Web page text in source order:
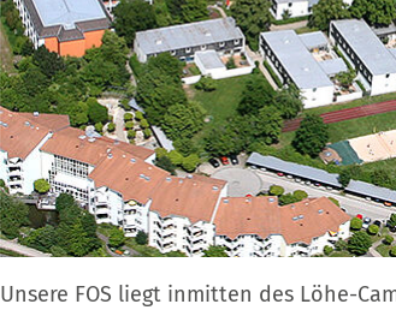
Unsere FOS liegt inmitten des Löhe-